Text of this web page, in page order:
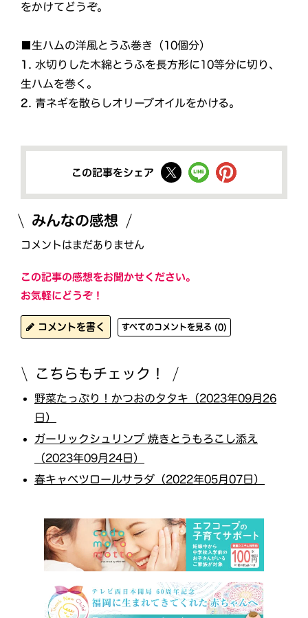
をかけてどうぞ。
■生ハムの洋風とうふ巻き（10個分）
1. 水切りした木綿とうふを長方形に10等分に切り、
生ハムを巻く。
2. 青ネギを散らしオリーブオイルをかける。
この記事をシェア
みんなの感想
コメントはまだありません
この記事の感想をお聞かせください。
お気軽にどうぞ！
コメントを書く すべてのコメントを見る (0)
こちらもチェック！
野菜たっぷり！かつおのタタキ（2023年09月26
日）
ガーリックシュリンプ 焼きとうもろこし添え
（2023年09月24日）
春キャベツロールサラダ（2022年05月07日）